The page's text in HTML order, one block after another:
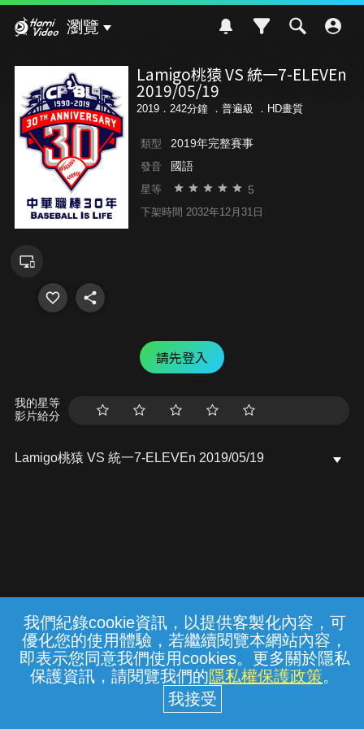
我們紀錄cookie資訊，以提供客製化內容，可
優化您的使用體驗，若繼續閱覽本網站內容，
即表示您同意我們使用cookies。更多關於隱私
保護資訊，請閱覽我們的隱私權保護政策。
瀏覽
Lamigo桃猿 VS 統一7-ELEVEn
2019/05/19
2019．242分鐘 ． 普遍級 ．HD畫質
類型 2019年完整賽事
發音 國語
星等 5
下架時間 2032年12月31日
請先登入
我的星等
影片給分
Lamigo桃猿 VS 統一7-ELEVEn 2019/05/19
常見問題 線上客服 服務條款 隱私權保護
中華電信股份有限公司個人家庭分公司
(統一編號：96979949) © 2026
{{notifyMsg}}